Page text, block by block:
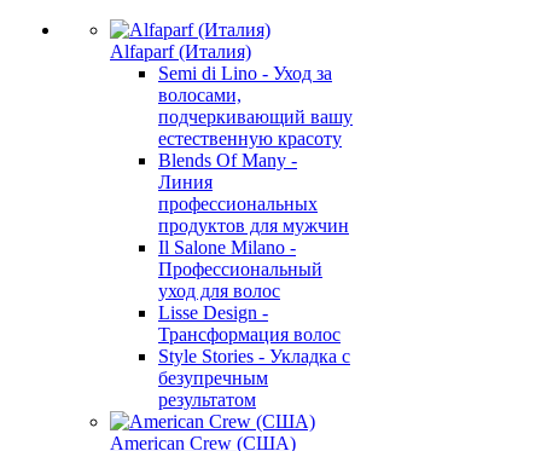
Alfaparf (Италия)
Semi di Lino - Уход за
волосами,
подчеркивающий вашу
естественную красоту
Blends Of Many -
Линия
профессиональных
продуктов для мужчин
Il Salone Milano -
Профессиональный
уход для волос
Lisse Design -
Трансформация волос
Style Stories - Укладка с
безупречным
результатом
American Crew (США)